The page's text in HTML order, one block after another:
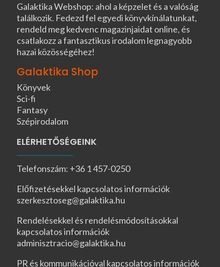
Galaktika Webshop: ahol a képzelet és a valóság
találkozik. Fedezd fel egyedi könyvkínálatunkat,
rendeld meg kedvenc magazinjaidat online, és
csatlakozz a fantasztikus irodalom legnagyobb
hazai közösségéhez!
Galaktika Shop
Könyvek
Sci-fi
Fantasy
Szépirodalom
ELÉRHETŐSÉGEINK
Telefonszám: +36 1 457-0250
Előfizetésekkel kapcsolatos információk
szerkesztoseg@galaktika.hu
Rendelésekkel és rendelésmódosításokkal
kapcsolatos információk
adminisztracio@galaktika.hu
PR és kommunikációval kapcsolatos információk